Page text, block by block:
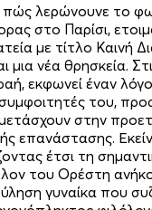
λερώνουνε το
στο Παρίσι,
με τίτλο Καινή
μια νέα θρησκεία.
εκφωνεί έναν
του,
στην
επανάστασης.
έτσι τη
του Ορέστη
γυναίκα που